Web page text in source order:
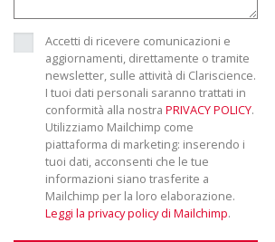
Accetti di ricevere comunicazioni e
aggiornamenti, direttamente o tramite
newsletter, sulle attività di Clariscience.
I tuoi dati personali saranno trattati in
conformità alla nostra PRIVACY POLICY.
Utilizziamo Mailchimp come
piattaforma di marketing: inserendo i
tuoi dati, acconsenti che le tue
informazioni siano trasferite a
Mailchimp per la loro elaborazione.
Leggi la privacy policy di Mailchimp.